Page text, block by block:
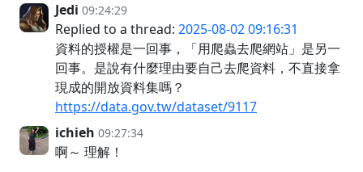
Jedi 09:24:29
Replied to a thread: 2025-08-02 09:16:31
資料的授權是一回事，「用爬蟲去爬網站」是另一
回事。是說有什麼理由要自己去爬資料，不直接拿
現成的開放資料集嗎？
https://data.gov.tw/dataset/9117
ichieh 09:27:34
啊～ 理解！